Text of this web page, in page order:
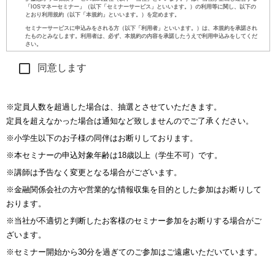
同意します
※定員人数を超過した場合は、抽選とさせていただきます。
定員を超えなかった場合は通知など致しませんのでご了承ください。
※小学生以下のお子様の同伴はお断りしております。
※本セミナーの申込対象年齢は18歳以上（学生不可）です。
※講師は予告なく変更となる場合がございます。
※金融関係会社の方や営業的な情報収集を目的とした参加はお断りして
おります。
※当社が不適切と判断したお客様のセミナー参加をお断りする場合がご
ざいます。
※セミナー開始から30分を過ぎてのご参加はご遠慮いただいています。